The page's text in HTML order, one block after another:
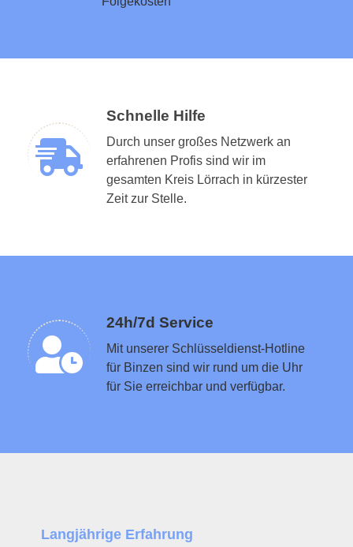
Schnelle Hilfe
Durch unser großes Netzwerk an
erfahrenen Profis sind wir im
gesamten Kreis Lörrach in kürzester
Zeit zur Stelle.
24h/7d Service
Mit unserer Schlüsseldienst-Hotline
für Binzen sind wir rund um die Uhr
für Sie erreichbar und verfügbar.
Schlüsseldienst in der Nähe vermitteln
Langjährige Erfahrung